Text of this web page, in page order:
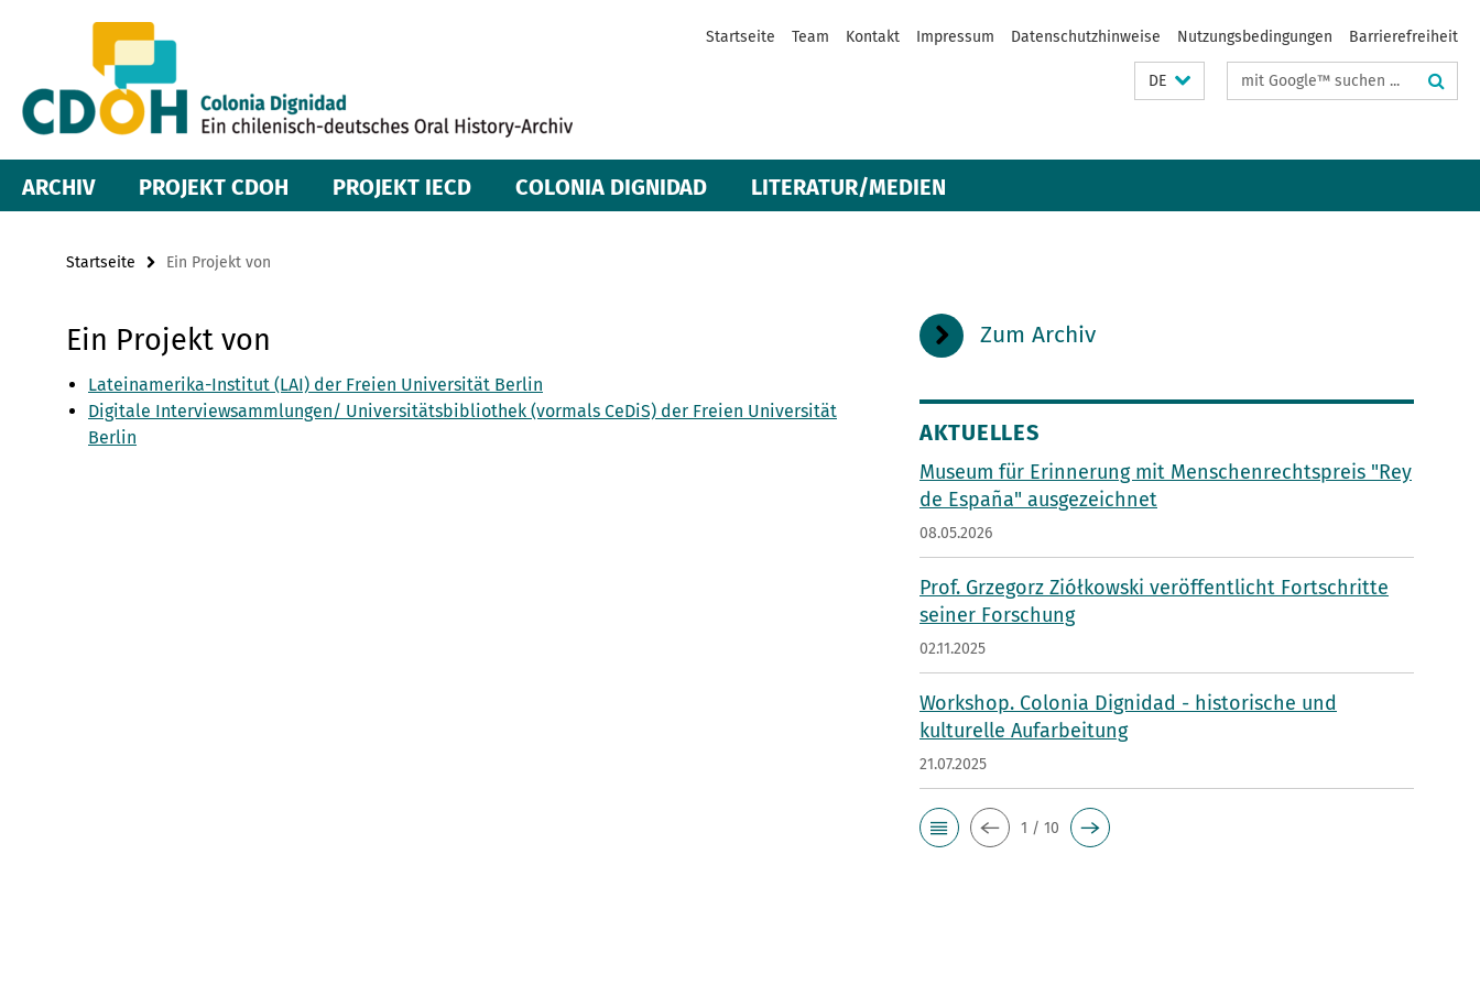
Inhalt
Navigation
Startseite Team Kontakt Impressum Datenschutzhinweise Nutzungsbedingungen Barrierefreiheit
DE Suchbegriffe
ARCHIV PROJEKT CDOH PROJEKT IECD COLONIA DIGNIDAD LITERATUR/MEDIEN
Startseite Ein Projekt von
Ein Projekt von
Lateinamerika-Institut (LAI) der Freien Universität Berlin
Digitale Interviewsammlungen/ Universitätsbibliothek (vormals CeDiS) der Freien Universität
Berlin
Zum Archiv
AKTUELLES
Museum für Erinnerung mit Menschenrechtspreis "Rey
de España" ausgezeichnet
08.05.2026
Prof. Grzegorz Ziółkowski veröffentlicht Fortschritte
seiner Forschung
02.11.2025
Workshop. Colonia Dignidad - historische und
kulturelle Aufarbeitung
21.07.2025
1 / 10